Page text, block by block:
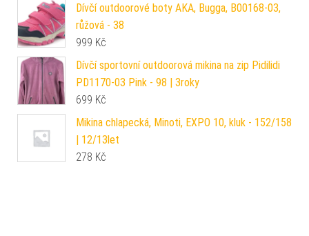
Dívčí outdoorové boty AKA, Bugga, B00168-03,
růžová - 38
999 Kč
Dívčí sportovní outdoorová mikina na zip Pidilidi
PD1170-03 Pink - 98 | 3roky
699 Kč
Mikina chlapecká, Minoti, EXPO 10, kluk - 152/158
| 12/13let
278 Kč